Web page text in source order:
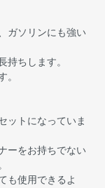
ガソリンにも強い
持ちします。
。
ットになっていま
ーをお持ちでない
も使用できるよ